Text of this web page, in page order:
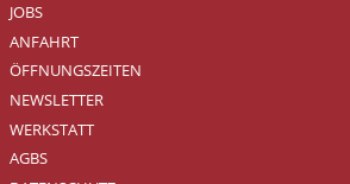
JOBS
ANFAHRT
ÖFFNUNGSZEITEN
NEWSLETTER
WERKSTATT
AGBS